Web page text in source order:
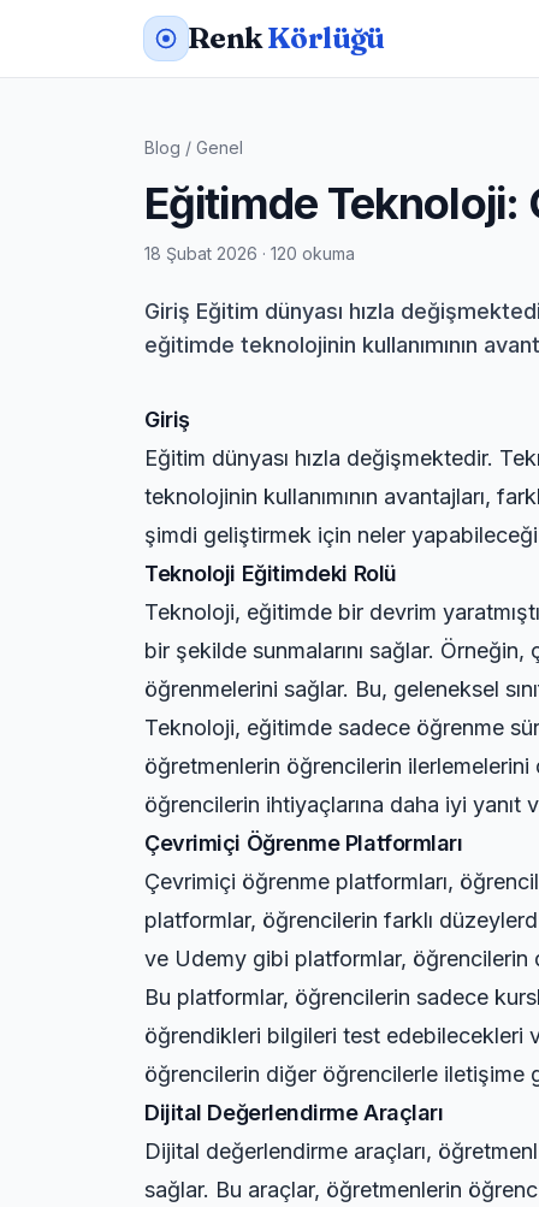
RenkKörlüğü
Blog / Genel
Eğitimde
18 Şubat 2026 · 120 okuma
Giriş Eğitim dünyası hızla
eğitimde teknolojinin kullanımının
Giriş
Eğitim dünyası hızla değişmektedir.
teknolojinin kullanımının avantajları,
şimdi geliştirmek için neler
Teknoloji Eğitimdeki Rolü
Teknoloji, eğitimde bir devrim
bir şekilde sunmalarını sağlar.
öğrenmelerini sağlar. Bu, geleneksel
Teknoloji, eğitimde sadece öğrenme
öğretmenlerin öğrencilerin
öğrencilerin ihtiyaçlarına daha iyi
Çevrimiçi Öğrenme Platformları
Çevrimiçi öğrenme platformları,
platformlar, öğrencilerin farklı
ve Udemy gibi platformlar, öğrencilerin
Bu platformlar, öğrencilerin sadece
öğrendikleri bilgileri test edebilecekleri
öğrencilerin diğer öğrencilerle iletişime
Dijital Değerlendirme Araçları
Dijital değerlendirme araçları,
sağlar. Bu araçlar, öğretmenlerin